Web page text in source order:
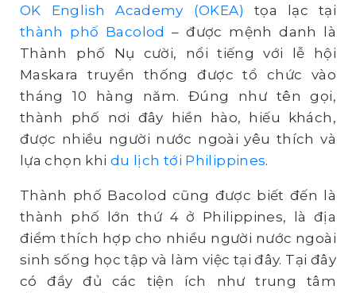
OK English Academy (OKEA) tọa lạc tại
thành phố Bacolod – được mệnh danh là
Thành phố Nụ cười, nổi tiếng với lễ hội
Maskara truyền thống được tổ chức vào
tháng 10 hàng năm. Đúng như tên gọi,
thành phố nơi đây hiền hào, hiếu khách,
được nhiều người nước ngoài yêu thích và
lựa chọn khi du lịch tới Philippines.
Thành phố Bacolod cũng được biết đến là
thành phố lớn thứ 4 ở Philippines, là địa
điểm thích hợp cho nhiều người nước ngoài
sinh sống học tập và làm việc tại đây. Tại đây
có đầy đủ các tiện ích như trung tâm